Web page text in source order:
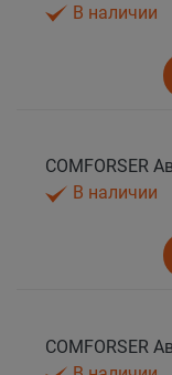
В наличии
В наличии